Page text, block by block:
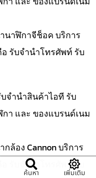
นาฬิกาจีช็อค บริการ
รับจำนำโทรศัพท์ รับ
จำนำสินค้าไอที รับ
า และ ของแบรนด์เนม
ล้อง Cannon บริการ
รับจำนำโทรศัพท์ รับ
ค้นหา เพิ่มเติม